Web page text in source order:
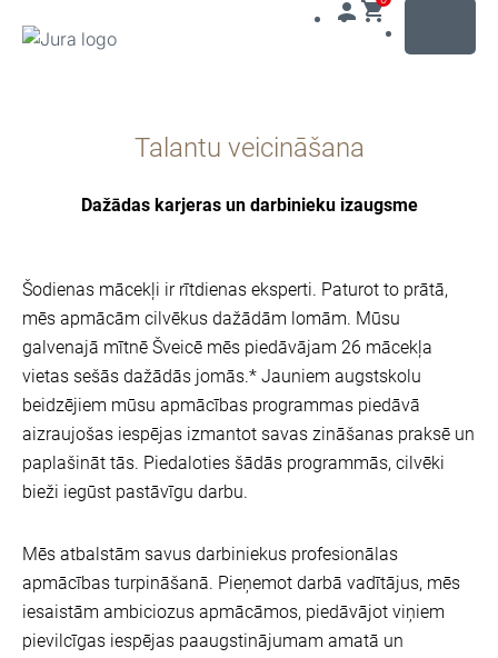
Talantu veicināšana
Dažādas karjeras un darbinieku izaugsme
Šodienas mācekļi ir rītdienas eksperti. Paturot to prātā,
mēs apmācām cilvēkus dažādām lomām. Mūsu
galvenajā mītnē Šveicē mēs piedāvājam 26 mācekļa
vietas sešās dažādās jomās.* Jauniem augstskolu
beidzējiem mūsu apmācības programmas piedāvā
aizraujošas iespējas izmantot savas zināšanas praksē un
paplašināt tās. Piedaloties šādās programmās, cilvēki
bieži iegūst pastāvīgu darbu.
Mēs atbalstām savus darbiniekus profesionālas
apmācības turpināšanā. Pieņemot darbā vadītājus, mēs
iesaistām ambiciozus apmācāmos, piedāvājot viņiem
pievilcīgas iespējas paaugstinājumam amatā un